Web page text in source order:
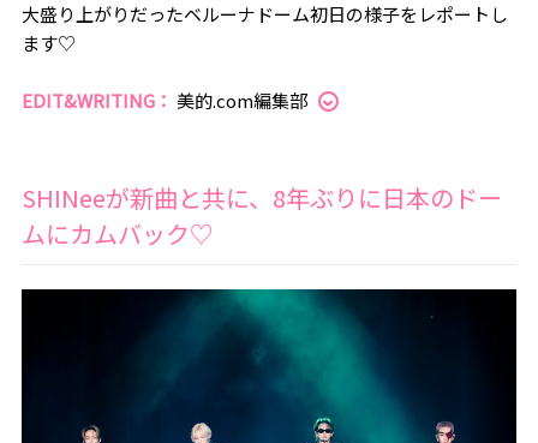
大盛り上がりだったベルーナドーム初日の様子をレポートし
ます♡
EDIT&WRITING： 美的.com編集部
SHINeeが新曲と共に、8年ぶりに日本のドー
ムにカムバック♡